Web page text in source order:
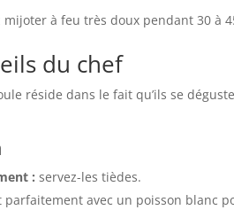
mijoter à feu très doux pendant 30 à
du chef
réside dans le fait qu’ils se
: servez-les tièdes.
parfaitement avec un poisson blanc